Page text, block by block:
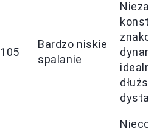
105
Bardzo niskie
spalanie
Nieco